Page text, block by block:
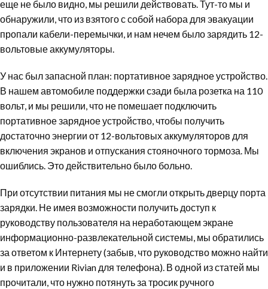
еще не было видно, мы решили действовать. Тут-то мы и
обнаружили, что из взятого с собой набора для эвакуации
пропали кабели-перемычки, и нам нечем было зарядить 12-
вольтовые аккумуляторы.
У нас был запасной план: портативное зарядное устройство.
В нашем автомобиле поддержки сзади была розетка на 110
вольт, и мы решили, что не помешает подключить
портативное зарядное устройство, чтобы получить
достаточно энергии от 12-вольтовых аккумуляторов для
включения экранов и отпускания стояночного тормоза. Мы
ошиблись. Это действительно было больно.
При отсутствии питания мы не смогли открыть дверцу порта
зарядки. Не имея возможности получить доступ к
руководству пользователя на неработающем экране
информационно-развлекательной системы, мы обратились
за ответом к Интернету (забыв, что руководство можно найти
и в приложении Rivian для телефона). В одной из статей мы
прочитали, что нужно потянуть за тросик ручного